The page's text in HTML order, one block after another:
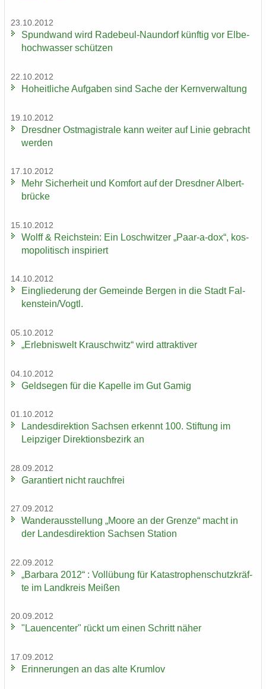
23.10.2012
Spund­wand wird Radebeul-​Naundorf künf­tig vor El­be­
hoch­was­ser schüt­zen
22.10.2012
Ho­heit­li­che Auf­ga­ben sind Sache der Kern­ver­wal­tung
19.10.2012
Dresd­ner Ost­ma­gis­tra­le kann wei­ter auf Linie ge­bracht
wer­den
17.10.2012
Mehr Si­cher­heit und Kom­fort auf der Dresd­ner Al­bert­
brü­cke
15.10.2012
Wolff & Reichs­tein: Ein Losch­wit­zer „Paar-​a-dox“, kos­
mo­po­li­tisch in­spi­riert
14.10.2012
Ein­glie­de­rung der Ge­mein­de Ber­gen in die Stadt Fal­
ken­stein/Vogtl.
05.10.2012
„Er­leb­nis­welt Krausch­witz“ wird at­trak­ti­ver
04.10.2012
Geld­se­gen für die Ka­pel­le im Gut Gamig
01.10.2012
Lan­des­di­rek­ti­on Sach­sen er­kennt 100. Stif­tung im
Leip­zi­ger Di­rek­ti­ons­be­zirk an
28.09.2012
Ga­ran­tiert nicht rauch­frei
27.09.2012
Wan­der­aus­stel­lung „Moore an der Gren­ze“ macht in
der Lan­des­di­rek­ti­on Sach­sen Sta­ti­on
22.09.2012
„Bar­ba­ra 2012“ : Voll­übung für Ka­ta­stro­phen­schutz­kräf­
te im Land­kreis Mei­ßen
20.09.2012
"Lau­en­cen­ter" rückt um einen Schritt näher
17.09.2012
Er­in­ne­run­gen an das alte Krum­lov